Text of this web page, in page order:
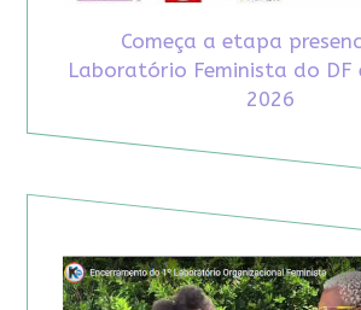
Começa a etapa
Laboratório Feminista do
2026